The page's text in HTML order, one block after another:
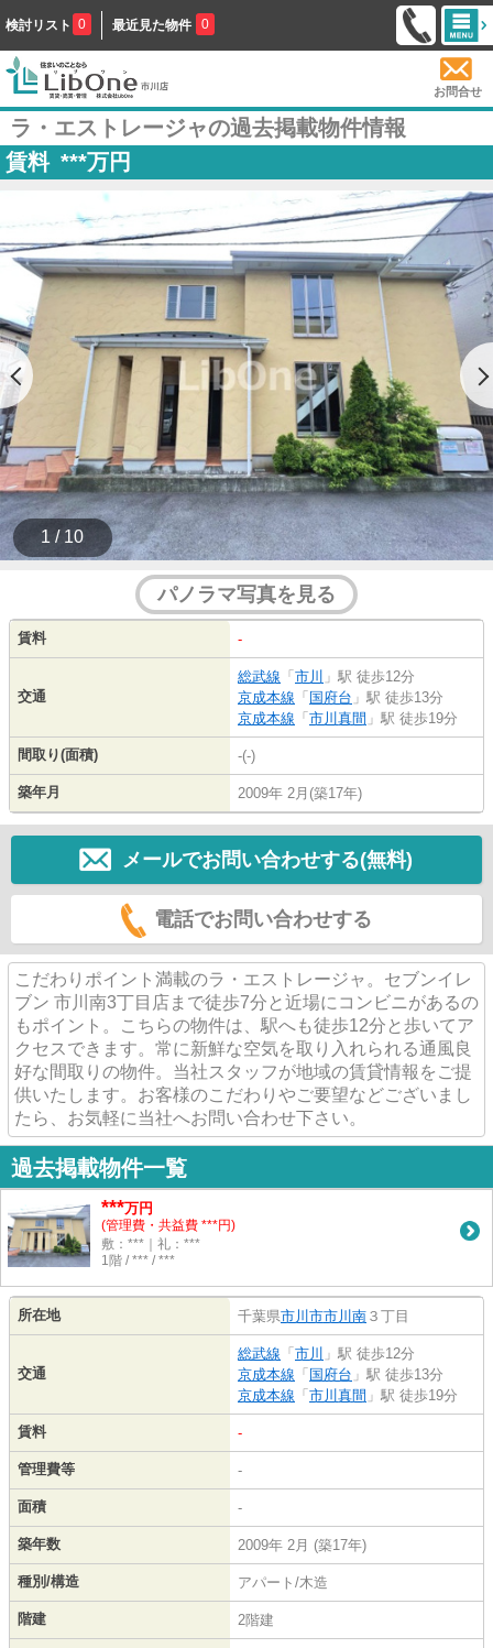
検討リスト 0 最近見た物件 0
お問合せ
ラ・エストレージャの過去掲載物件情報
賃料 ***万円
1 / 10
パノラマ写真を見る
賃料 -
交通
総武線 「 市川 」駅 徒歩12分
京成本線 「 国府台 」駅 徒歩13分
京成本線 「 市川真間 」駅 徒歩19分
間取り(面積) -(-)
築年月 2009年 2月(築17年)
メールでお問い合わせする(無料)
電話でお問い合わせする
こだわりポイント満載のラ・エストレージャ。セブンイレ
ブン 市川南3丁目店まで徒歩7分と近場にコンビニがあるの
もポイント。こちらの物件は、駅へも徒歩12分と歩いてア
クセスできます。常に新鮮な空気を取り入れられる通風良
好な間取りの物件。当社スタッフが地域の賃貸情報をご提
供いたします。お客様のこだわりやご要望などございまし
たら、お気軽に当社へお問い合わせ下さい。
過去掲載物件一覧
***万円
(管理費・共益費 ***円)
敷：***｜礼：***
1階 / *** / ***
所在地 千葉県市川市市川南 ３丁目
交通
総武線 「 市川 」駅 徒歩12分
京成本線 「 国府台 」駅 徒歩13分
京成本線 「 市川真間 」駅 徒歩19分
賃料 -
管理費等 -
面積 -
築年数 2009年 2月 (築17年)
種別/構造 アパート/木造
階建 2階建